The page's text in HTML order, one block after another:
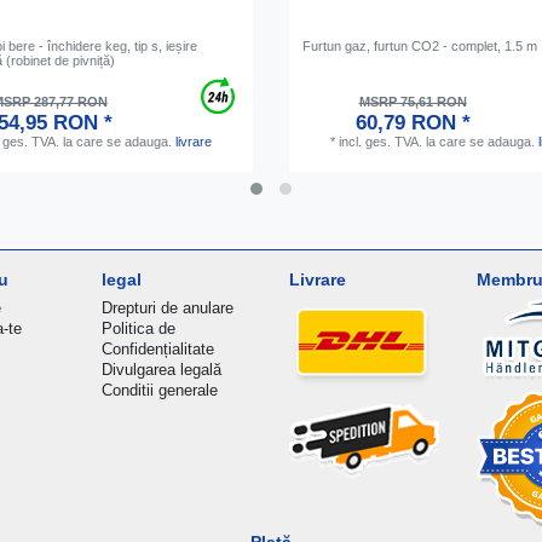
bere - închidere keg, tip s, ieșire
(robinet de pivniță)
287,77 RON
RON *
TVA. la care se adauga. livrare
Furtun gaz, furtun CO2 - complet, 1.5 m
MSRP 75,61 RON
60,79 RON *
* incl. ges. TVA. la care se adauga.
te
legal
Drepturi de anulare
Politica de
Confidențialitate
Divulgarea legală
Conditii generale
Livrare